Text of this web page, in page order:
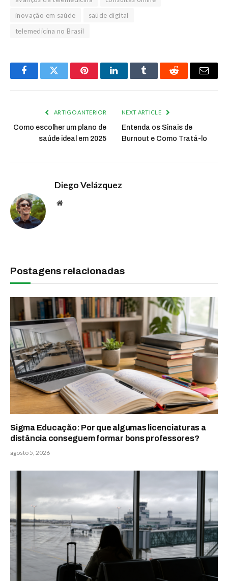
inovação em saúde
saúde digital
telemedicina no Brasil
FacebookTwitter PinterestLinkedInTumblr Reddit Email
ARTIGO ANTERIOR
Como escolher um plano de
saúde ideal em 2025
NEXT ARTICLE
Entenda os Sinais de
Burnout e Como Tratá-lo
Diego Velázquez
Website
Postagens relacionadas
Sigma Educação: Por que algumas licenciaturas a
distância conseguem formar bons professores?
agosto 5, 2026